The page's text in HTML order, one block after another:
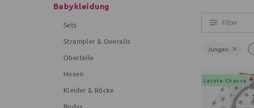
Babykleidung
Sets
Strampler & Overalls
Oberteile
Hosen
Kleider & Röcke
Bodys
Filter
Jungen
Letzte Chance